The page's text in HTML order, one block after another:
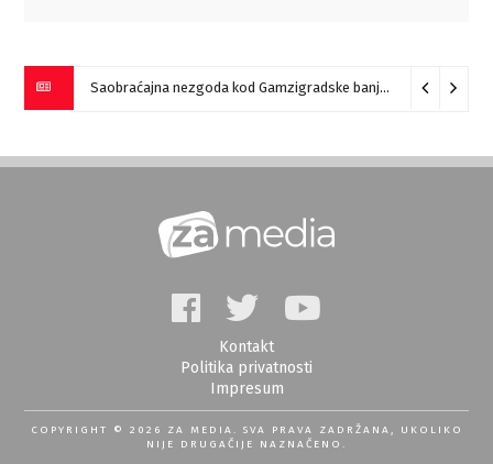
Saobraćajna nezgoda kod Gamzigradske banje 05/08/2026
Kontakt
Politika privatnosti
Impresum
COPYRIGHT © 2026 ZA MEDIA. SVA PRAVA ZADRŽANA, UKOLIKO
NIJE DRUGAČIJE NAZNAČENO.